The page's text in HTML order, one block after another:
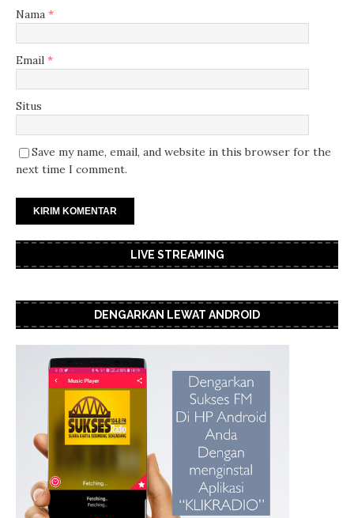
Nama *
Email *
Situs
Save my name, email, and website in this browser for the
next time I comment.
LIVE STREAMING
DENGARKAN LEWAT ANDROID